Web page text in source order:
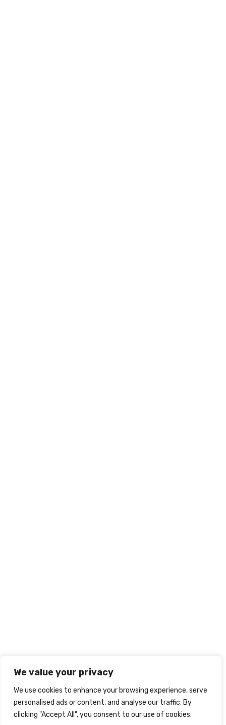
We value your privacy
We use cookies to enhance your browsing experience, serve
personalised ads or content, and analyse our traffic. By
clicking "Accept All", you consent to our use of cookies.